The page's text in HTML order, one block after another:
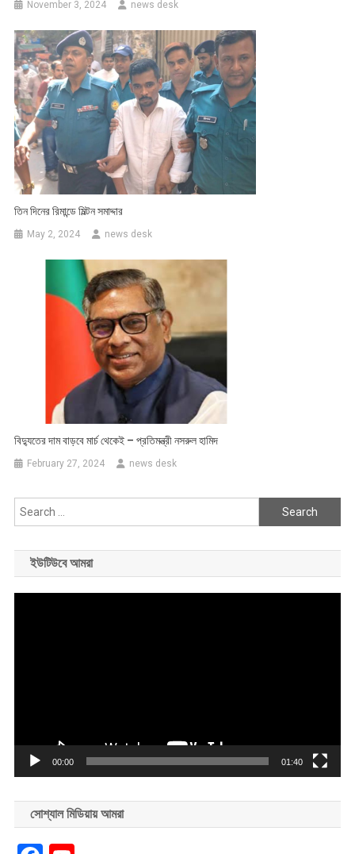
November 3, 2024 news desk
তিন দিনের রিমান্ডে মিল্টন সমাদ্দার
May 2, 2024 news desk
বিদ্যুতের দাম বাড়বে মার্চ থেকেই – প্রতিমন্ত্রী নসরুল হামিদ
February 27, 2024 news desk
Search
for:
ইউটিউবে আমরা
00:00 01:40
সোশ্যাল মিডিয়ায় আমরা